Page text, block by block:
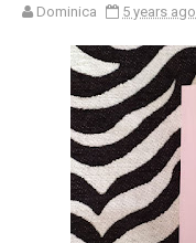
Dominica 5 years ago